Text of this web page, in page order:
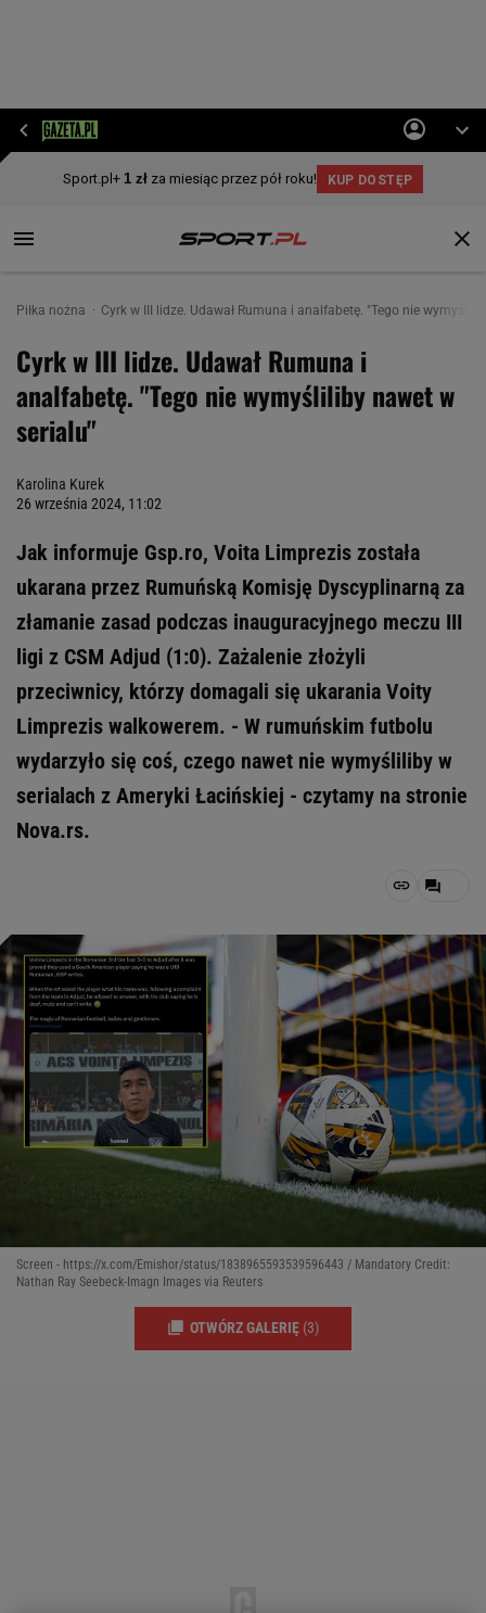
Piłka nożna Cyrk w III lidze. Udawał Rumuna i analfabetę. "Tego nie
Cyrk w III lidze. Udawał Rumuna i
analfabetę. "Tego nie wymyśliliby nawet w
serialu"
Karolina Kurek
26 września 2024, 11:02
Jak informuje Gsp.ro, Voita Limprezis została
ukarana przez Rumuńską Komisję Dyscyplinarną za
złamanie zasad podczas inauguracyjnego meczu III
ligi z CSM Adjud (1:0). Zażalenie złożyli
przeciwnicy, którzy domagali się ukarania Voity
Limprezis walkowerem. - W rumuńskim futbolu
wydarzyło się coś, czego nawet nie wymyśliliby w
serialach z Ameryki Łacińskiej - czytamy na stronie
Nova.rs.
Screen - https://x.com/Emishor/status/1838965593539596443 / Mandatory Credit:
Nathan Ray Seebeck-Imagn Images via Reuters
OTWÓRZ GALERIĘ (3)